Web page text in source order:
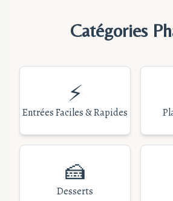
Catégories
⚡
Entrées Faciles & Rapides
🍰
Desserts